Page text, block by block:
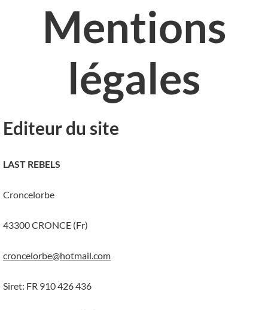
Mentions
légales
Editeur du site
LAST REBELS
Croncelorbe
43300 CRONCE (Fr)
croncelorbe@hotmail.com
Siret: FR 910 426 436